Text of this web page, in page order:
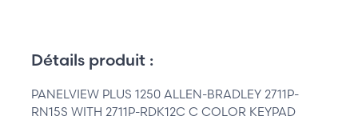
Détails produit :
PANELVIEW PLUS 1250 ALLEN-BRADLEY 2711P-
RN15S WITH 2711P-RDK12C C COLOR KEYPAD